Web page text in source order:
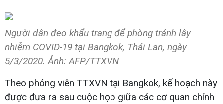
Người dân đeo khẩu trang để phòng tránh lây
nhiễm COVID-19 tại Bangkok, Thái Lan, ngày
5/3/2020. Ảnh: AFP/TTXVN
Theo phóng viên TTXVN tại Bangkok, kế hoạch này
được đưa ra sau cuộc họp giữa các cơ quan chính